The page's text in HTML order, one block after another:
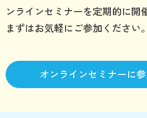
ンラインセミナーを定期的に開
まずはお気軽にご参加ください。
オンラインセミナーに